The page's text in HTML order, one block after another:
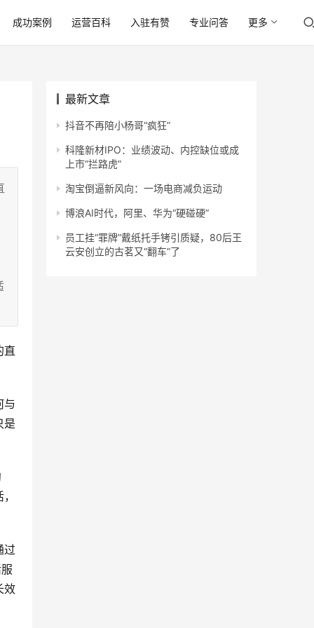
成功案例 运营百科 入驻有赞 专业问答 更多
直
与
是
过
效
最新文章
抖音不再陪小杨哥“疯狂”
科隆新材IPO：业绩波动、内控缺位或成
上市“拦路虎”
淘宝倒逼新风向：一场电商减负运动
博浪AI时代，阿里、华为“硬碰硬”
员工挂“罪牌”戴纸托手铐引质疑，80后王
云安创立的古茗又“翻车”了